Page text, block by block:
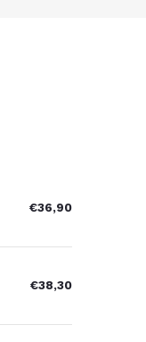
€36,90
€38,30